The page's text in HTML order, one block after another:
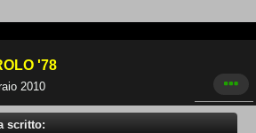
'78
2010
scritto: